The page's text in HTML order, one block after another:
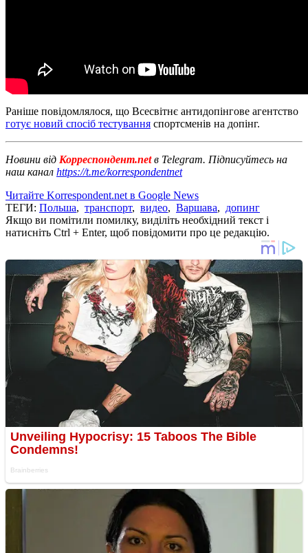
Раніше повідомлялося, що Всесвітнє антидопінгове агентство
готує новий спосіб тестування спортсменів на допінг.
Новини від Корреспондент.netв Telegram. Підписуйтесь на
наш канал https://t.me/korrespondentnet
Читайте Korrespondent.net в Google News
ТЕГИ: Польша, транспорт, видео, Варшава, допинг
Якщо ви помітили помилку, виділіть необхідний текст і
натисніть Ctrl + Enter, щоб повідомити про це редакцію.